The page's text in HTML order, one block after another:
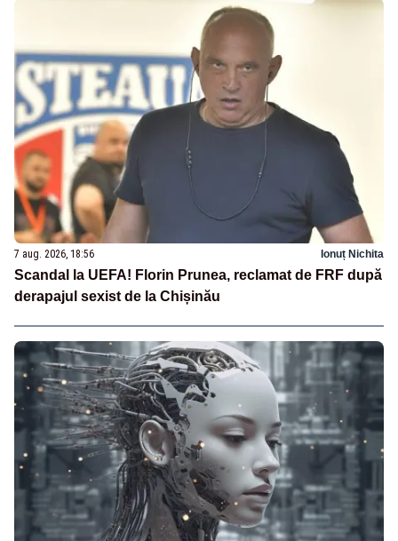
7 aug. 2026, 18:56 Ionuț Nichita
Scandal la UEFA! Florin Prunea, reclamat de FRF după
derapajul sexist de la Chișinău